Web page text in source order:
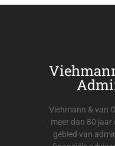
Viehmann & van
meer dan 80
gebied van